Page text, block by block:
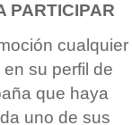
PARTICIPAR
cualquier
su perfil de
que haya
uno de sus